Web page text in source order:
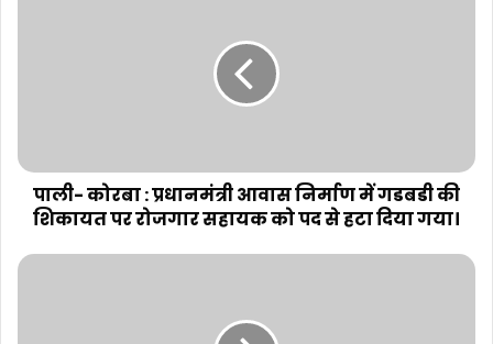
पाली- कोरबा : प्रधानमंत्री आवास निर्माण में गडबडी की
शिकायत पर रोजगार सहायक को पद से हटा दिया गया।